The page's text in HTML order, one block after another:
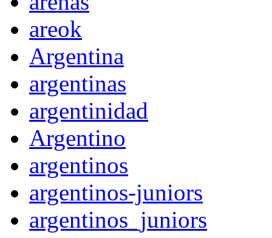
areok
Argentina
argentinas
argentinidad
Argentino
argentinos
argentinos-juniors
argentinos_juniors